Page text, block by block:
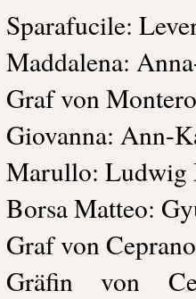
Sparafucile:
Maddalena:
Graf von
Giovanna: Ann-
Marullo: Ludwig
Borsa Matteo:
Graf von
Gräfin von